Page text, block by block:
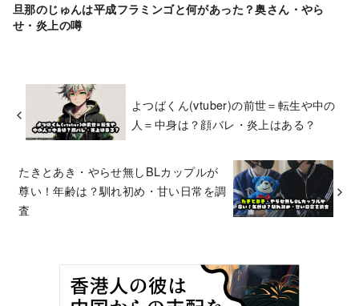
旦那のじゅんは平成フラミンゴと何があった？奥さん・やら
せ・炎上の噂
よつばくん(vtuber)の前世＝転生や中の
人＝中身は？顔バレ・炎上はある？
たきとあき・やらせ無しBLカップルが
尊い！年齢は？馴れ初め・甘い日常を調
査